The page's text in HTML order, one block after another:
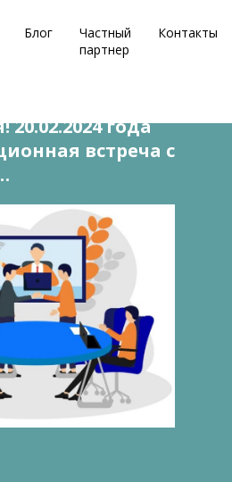
Блог
Частный
партнер
Контакты
года
встреча с